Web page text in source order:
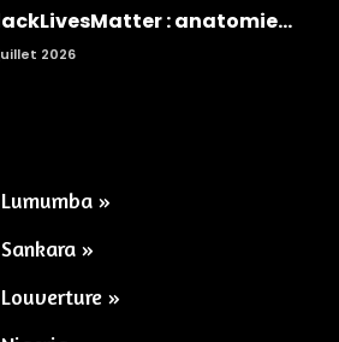
: anatomie...
2026
»
»
»